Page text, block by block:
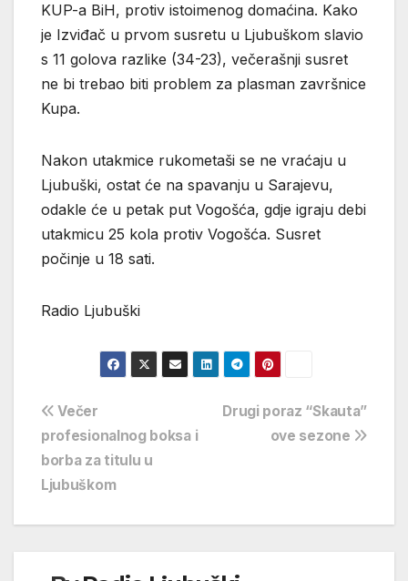
KUP-a BiH, protiv istoimenog domaćina. Kako
je Izviđač u prvom susretu u Ljubuškom slavio
s 11 golova razlike (34-23), večerašnji susret
ne bi trebao biti problem za plasman završnice
Kupa.
Nakon utakmice rukometaši se ne vraćaju u
Ljubuški, ostat će na spavanju u Sarajevu,
odakle će u petak put Vogošća, gdje igraju debi
utakmicu 25 kola protiv Vogošća. Susret
počinje u 18 sati.
Radio Ljubuški
Navigacija
objava
Drugi poraz “Skauta”
ove sezone
Večer
profesionalnog boksa i
borba za titulu u
Ljubuškom